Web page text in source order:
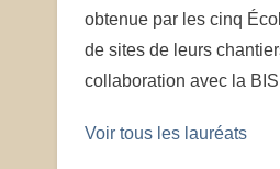
obtenue par les cinq
de sites de leurs
collaboration avec la
Voir tous les lauréats